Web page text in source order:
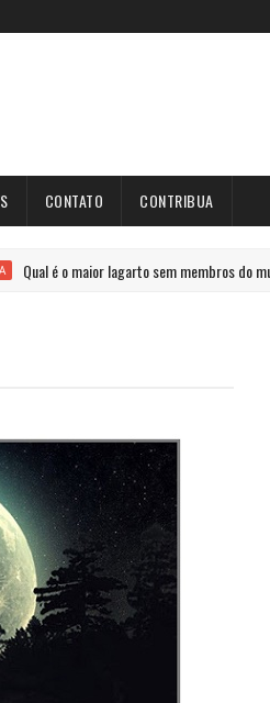
CONTATO CONTRIBUA
maior lagarto sem membros do mundo?